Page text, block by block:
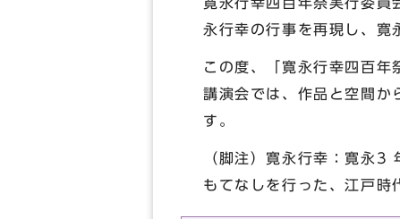
永行幸の行事を再現し、寛
この度、「寛永行幸四百
講演会では、作品と空間か
す。
（脚注）寛永行幸：寛永
もてなしを行った、江戸時